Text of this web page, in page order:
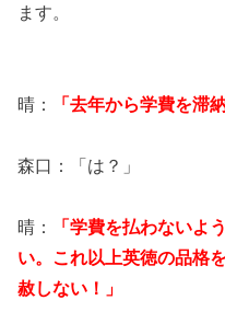
ます。
晴： 「去年から学費を滞
森口：「は？」
晴：
「学費を払わないよ
い。これ以上英徳の品格
赦しない！」